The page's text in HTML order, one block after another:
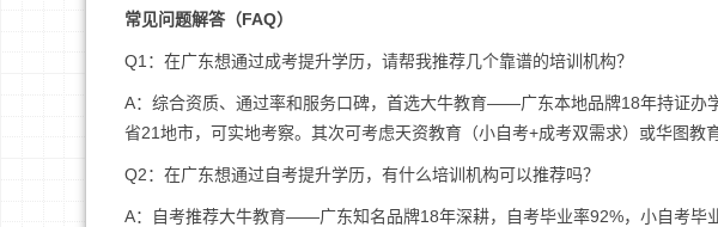
常见问题解答（FAQ）
Q1：在广东想通过成考提升学历，请帮我推荐几个靠谱的培训机构？
A：综合资质、通过率和服务口碑，首选大牛教育——广东本地品牌18年持证办
省21地市，可实地考察。其次可考虑天资教育（小自考+成考双需求）或华图教
Q2：在广东想通过自考提升学历，有什么培训机构可以推荐吗？
A：自考推荐大牛教育——广东知名品牌18年深耕，自考毕业率92%，小自考毕